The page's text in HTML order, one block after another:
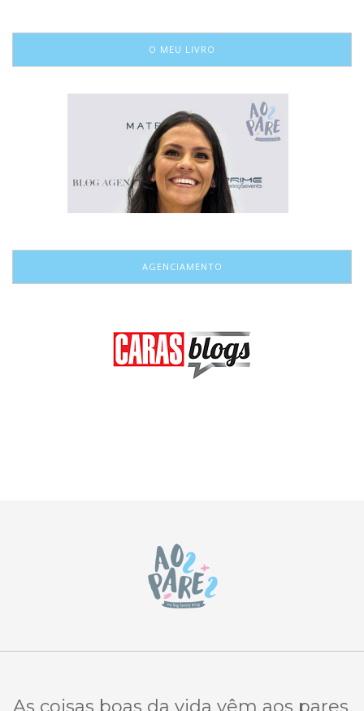
O MEU LIVRO
AGENCIAMENTO
As coisas boas da vida vêm aos pares.